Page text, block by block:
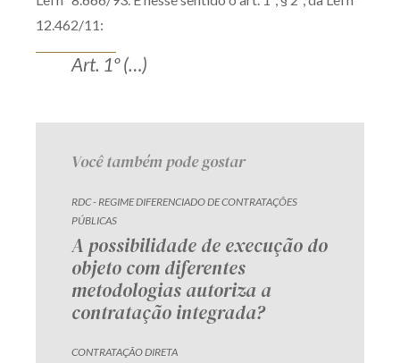
Diferenciais
Av. Sete de Setembro, 4698
Whatsapp (41) 98881-6616
12.462/11:
Art. 1º (…)
Você também pode gostar
RDC - REGIME DIFERENCIADO DE CONTRATAÇÕES
PÚBLICAS
A possibilidade de execução do
objeto com diferentes
metodologias autoriza a
contratação integrada?
CONTRATAÇÃO DIRETA